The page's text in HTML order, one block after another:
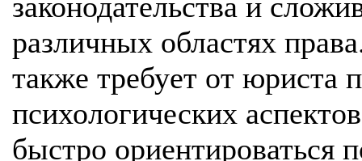
различных областях
также требует от юриста
психологических
быстро ориентироваться